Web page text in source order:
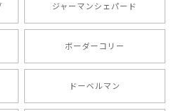
がそっくりだったので、注文し
いました。
ジャーマンシェパード
ボーダーコリー
ドーベルマン